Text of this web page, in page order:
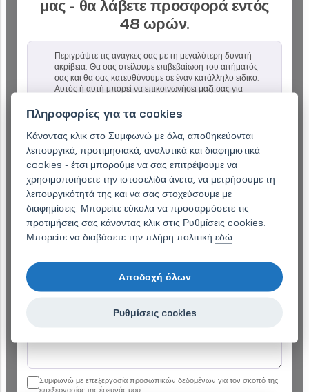
μας - θα λάβετε προσφορά εντός
48 ωρών.
Περιγράψτε τις ανάγκες σας με τη μεγαλύτερη δυνατή
ακρίβεια. Θα σας στείλουμε επιβεβαίωση του αιτήματός
σας και θα σας κατευθύνουμε σε έναν κατάλληλο ειδικό.
Αυτός ή αυτή μπορεί να επικοινωνήσει μαζί σας για
Email (απαιτείται) *
Τηλέφωνο:*
Συμφωνώ με επεξεργασία προσωπικών δεδομένων για τον σκοπό της
επεξεργασίας της έρευνάς μου
Πληροφορίες για τα cookies
Κάνοντας κλικ στο Συμφωνώ με όλα, αποθηκεύονται
λειτουργικά, προτιμησιακά, αναλυτικά και διαφημιστικά
cookies - έτσι μπορούμε να σας επιτρέψουμε να
χρησιμοποιήσετε την ιστοσελίδα άνετα, να μετρήσουμε τη
λειτουργικότητά της και να σας στοχεύσουμε με
διαφημίσεις. Μπορείτε εύκολα να προσαρμόσετε τις
προτιμήσεις σας κάνοντας κλικ στις Ρυθμίσεις cookies.
Μπορείτε να διαβάσετε την πλήρη πολιτικήεδώ
Αποδοχή όλων
Ρυθμίσεις cookies